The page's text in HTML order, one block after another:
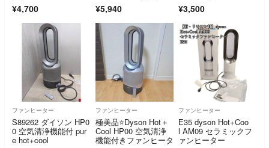
¥4,700 畳 ノーリツ NORIT
Z ガスコード付き 251
1LR096
¥5,940 ¥3,500
ファンヒーター
S89262 ダイソン HP0
0 空気清浄機能付 pur
e hot+cool
ファンヒーター
極美品⭐Dyson Hot＋
Cool HP00 空気清浄
機能付きファンヒータ
ファンヒーター
E35 dyson Hot+Coo
l AM09 セラミックフ
ァンヒーター